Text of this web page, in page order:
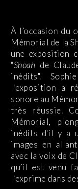
À l’occasion du
Mémorial de la
une exposition
"Shoah de
inédits".
l’exposition a
sonore au
très réussie.
Mémorial,
inédits d’il y a
images en
avec la voix de
qu’il est venu
l’exprime dans